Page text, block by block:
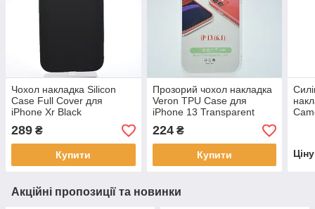
Чохол накладка Silicon
Case Full Cover для
iPhone Xr Black
289 ₴
Купити
Прозорий чохол накладка
Veron TPU Case для
iPhone 13 Transparent
224₴
Купити
Акційні пропозиції та новинки